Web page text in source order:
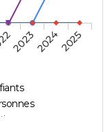
202320242025